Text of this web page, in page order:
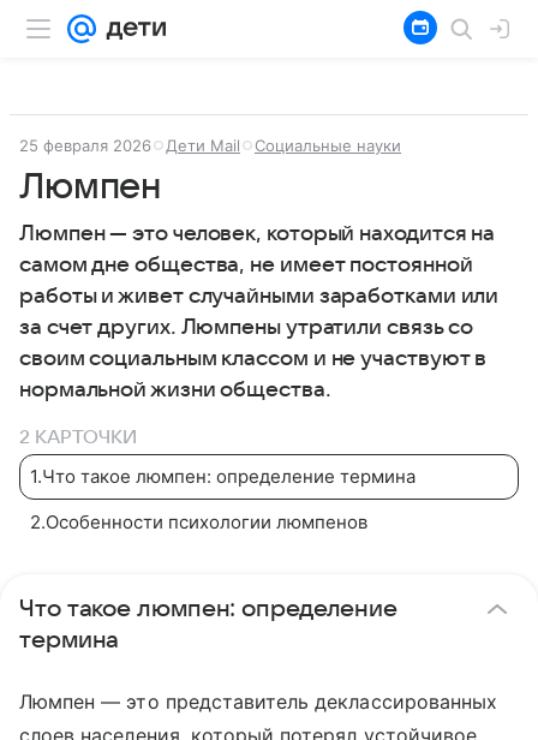
25 февраля 2026 Дети Mail Социальные науки
Люмпен
Люмпен — это человек, который находится на
самом дне общества, не имеет постоянной
работы и живет случайными заработками или
за счет других. Люмпены утратили связь со
своим социальным классом и не участвуют в
нормальной жизни общества.
2 КАРТОЧКИ
1.Что такое люмпен: определение термина
2.Особенности психологии люмпенов
Что такое люмпен: определение
термина
Люмпен — это представитель деклассированных
слоев населения, который потерял устойчивое